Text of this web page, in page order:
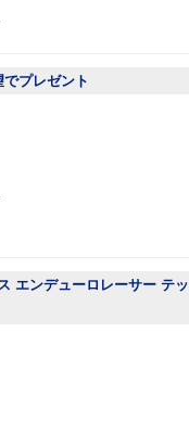
プレゼント
エンデューロレーサー テッ